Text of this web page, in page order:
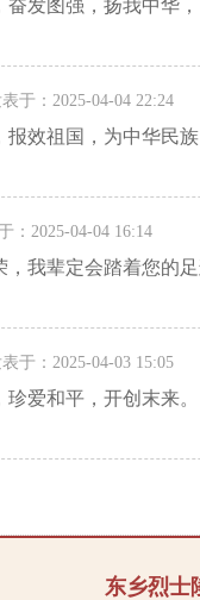
东乡烈士